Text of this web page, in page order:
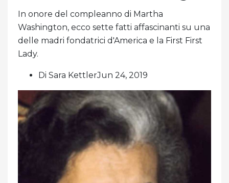
In onore del compleanno di Martha
Washington, ecco sette fatti affascinanti su una
delle madri fondatrici d'America e la First First
Lady.
Di Sara KettlerJun 24, 2019